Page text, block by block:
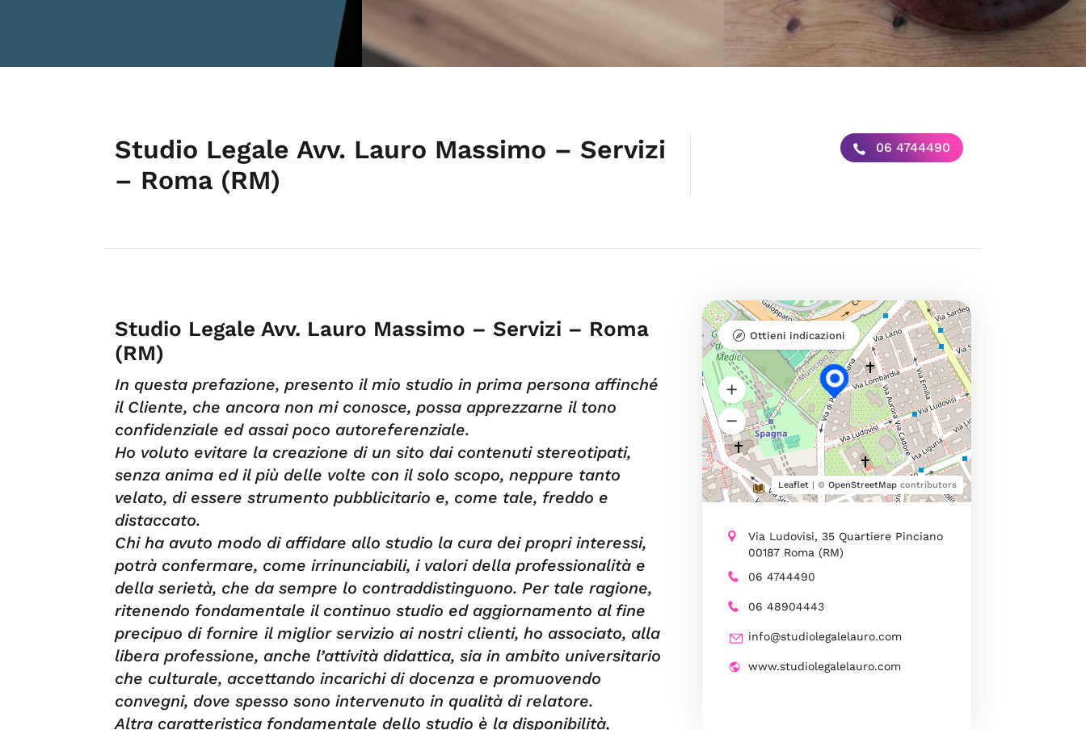
Studio Legale Avv. Lauro Massimo – Servizi
– Roma (RM)
06 4744490
Studio Legale Avv. Lauro Massimo – Servizi – Roma
(RM)
In questa prefazione, presento il mio studio in prima persona affinché
il Cliente, che ancora non mi conosce, possa apprezzarne il tono
confidenziale ed assai poco autoreferenziale.
Ho voluto evitare la creazione di un sito dai contenuti stereotipati,
senza anima ed il più delle volte con il solo scopo, neppure tanto
velato, di essere strumento pubblicitario e, come tale, freddo e
distaccato.
Chi ha avuto modo di affidare allo studio la cura dei propri interessi,
potrà confermare, come irrinunciabili, i valori della professionalità e
della serietà, che da sempre lo contraddistinguono. Per tale ragione,
ritenendo fondamentale il continuo studio ed aggiornamento al fine
precipuo di fornire il miglior servizio ai nostri clienti, ho associato, alla
libera professione, anche l’attività didattica, sia in ambito universitario
che culturale, accettando incarichi di docenza e promuovendo
convegni, dove spesso sono intervenuto in qualità di relatore.
Altra caratteristica fondamentale dello studio è la disponibilità,
Leaflet| © OpenStreetMapcontributors
Ottieni indicazioni
Via Ludovisi, 35 Quartiere Pinciano
00187 Roma (RM)
06 4744490
06 48904443
info@studiolegalelauro.com
www.studiolegalelauro.com